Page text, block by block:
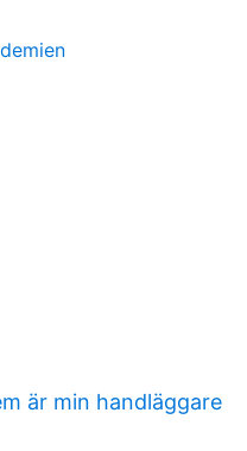
är min handläggare